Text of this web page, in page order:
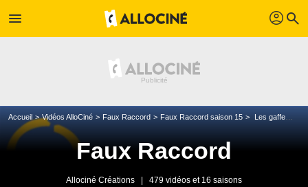
menu profil search
Accueil Vidéos AlloCiné Faux Raccord Faux Raccord saison 15 Les gaffes et erreurs du requin de Sous la Seine
Faux Raccord
Allociné Créations 479 vidéos et 16 saisons